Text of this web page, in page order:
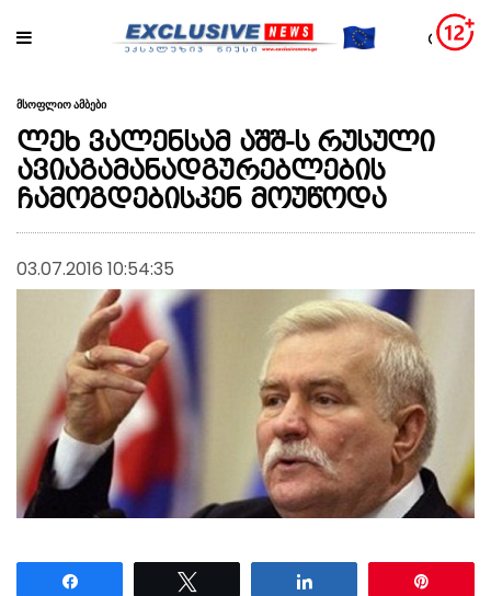
მსოფლიო ამბები
ლეხ ვალენსამ აშშ-ს რუსული
ავიაგამანადგურებლების
ჩამოგდებისკენ მოუწოდა
03.07.2016 10:54:35